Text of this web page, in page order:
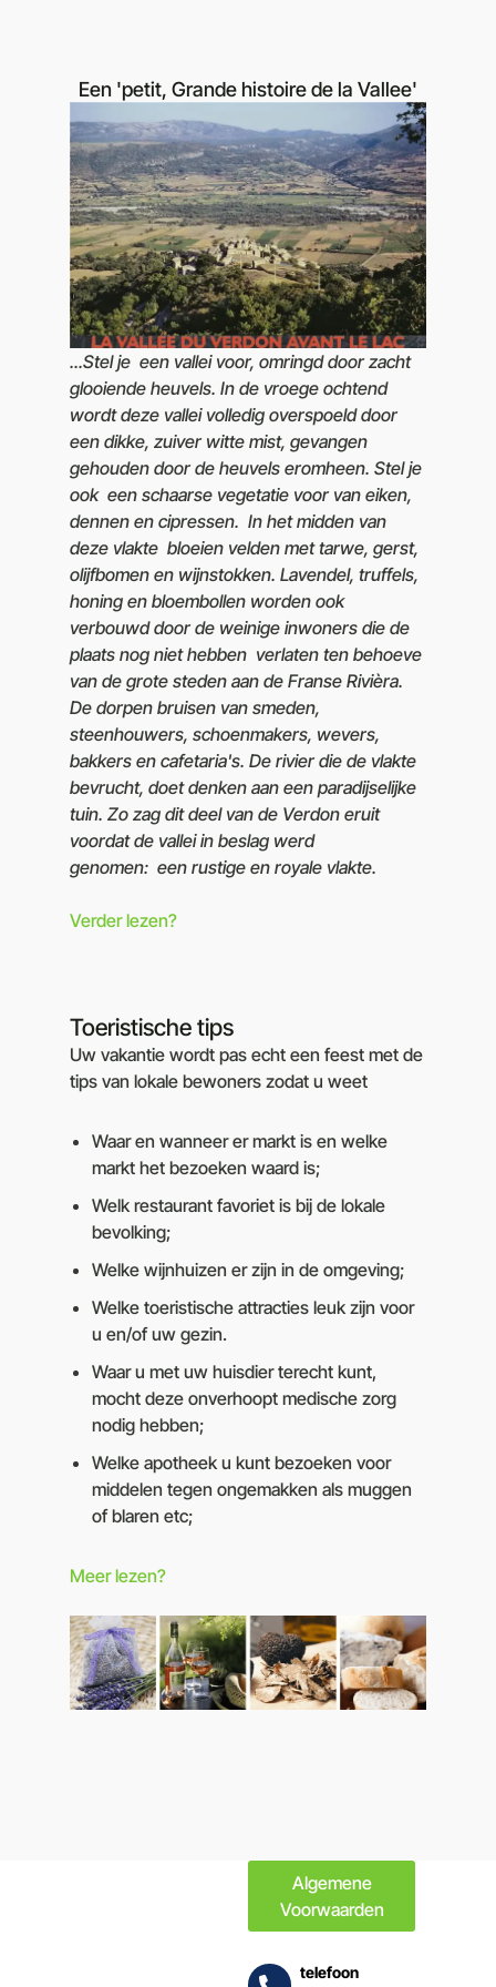
Een 'petit, Grande histoire de la Vallee'
...Stel je een vallei voor, omringd door zacht
glooiende heuvels. In de vroege ochtend
wordt deze vallei volledig overspoeld door
een dikke, zuiver witte mist, gevangen
gehouden door de heuvels eromheen. Stel je
ook een schaarse vegetatie voor van eiken,
dennen en cipressen. In het midden van
deze vlakte bloeien velden met tarwe, gerst,
olijfbomen en wijnstokken. Lavendel, truffels,
honing en bloembollen worden ook
verbouwd door de weinige inwoners die de
plaats nog niet hebben verlaten ten behoeve
van de grote steden aan de Franse Rivièra.
De dorpen bruisen van smeden,
steenhouwers, schoenmakers, wevers,
bakkers en cafetaria's. De rivier die de vlakte
bevrucht, doet denken aan een paradijselijke
tuin. Zo zag dit deel van de Verdon eruit
voordat de vallei in beslag werd
genomen: een rustige en royale vlakte.
Verder lezen?
Toeristische tips
Uw vakantie wordt pas echt een feest met de
tips van lokale bewoners zodat u weet
Waar en wanneer er markt is en welke
markt het bezoeken waard is;
Welk restaurant favoriet is bij de lokale
bevolking;
Welke wijnhuizen er zijn in de omgeving;
Welke toeristische attracties leuk zijn voor
u en/of uw gezin.
Waar u met uw huisdier terecht kunt,
mocht deze onverhoopt medische zorg
nodig hebben;
Welke apotheek u kunt bezoeken voor
middelen tegen ongemakken als muggen
of blaren etc;
Meer lezen?
Algemene
Voorwaarden
telefoon